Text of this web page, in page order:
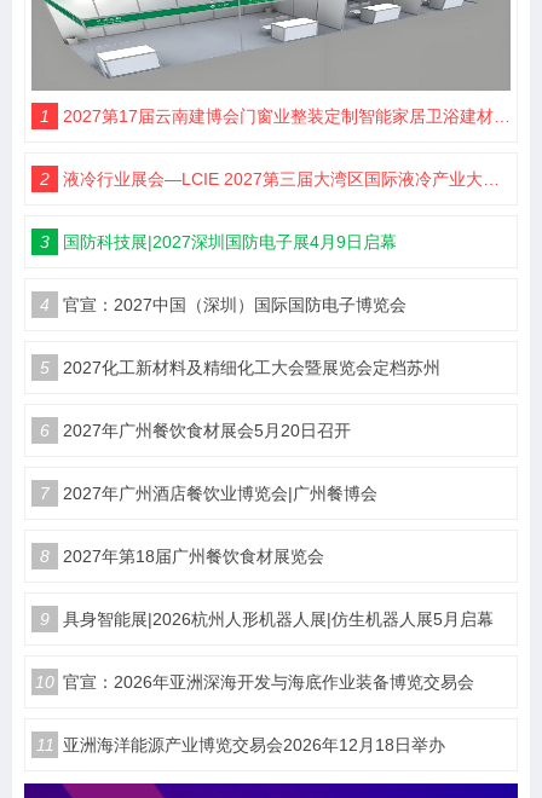
1 2027第17届云南建博会门窗业整装定制智能家居卫浴建材展会
2 液冷行业展会—LCIE 2027第三届大湾区国际液冷产业大会暨展览会（深圳）
3 国防科技展|2027深圳国防电子展4月9日启幕
4 官宣：2027中国（深圳）国际国防电子博览会
5 2027化工新材料及精细化工大会暨展览会定档苏州
6 2027年广州餐饮食材展会5月20日召开
7 2027年广州酒店餐饮业博览会|广州餐博会
8 2027年第18届广州餐饮食材展览会
9 具身智能展|2026杭州人形机器人展|仿生机器人展5月启幕
10 官宣：2026年亚洲深海开发与海底作业装备博览交易会
11 亚洲海洋能源产业博览交易会2026年12月18日举办